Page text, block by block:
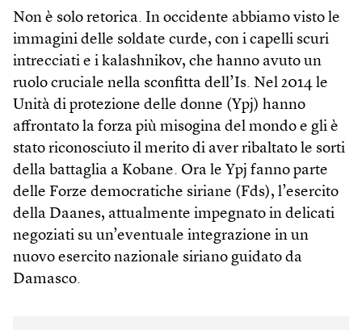
Non è solo retorica. In occidente abbiamo visto le
immagini delle soldate curde, con i capelli scuri
intrecciati e i kalashnikov, che hanno avuto un
ruolo cruciale nella sconfitta dell’Is. Nel 2014 le
Unità di protezione delle donne (Ypj) hanno
affrontato la forza più misogina del mondo e gli è
stato riconosciuto il merito di aver ribaltato le sorti
della battaglia a Kobane. Ora le Ypj fanno parte
delle Forze democratiche siriane (Fds), l’esercito
della Daanes, attualmente impegnato in delicati
negoziati su un’eventuale integrazione in un
nuovo esercito nazionale siriano guidato da
Damasco.